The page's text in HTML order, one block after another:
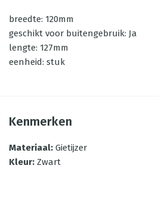
breedte: 120mm
geschikt voor buitengebruik: Ja
lengte: 127mm
eenheid: stuk
Kenmerken
Materiaal: Gietijzer
Kleur: Zwart